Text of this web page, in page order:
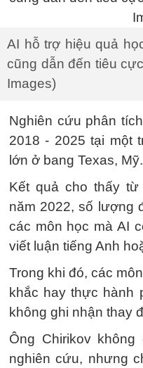
AI hỗ trợ hiệu quả
cũng dẫn đến tiêu
Images)
Nghiên cứu phân
2018 - 2025 tại một
lớn ở bang Texas, Mỹ.
Kết quả cho thấy
năm 2022, số lượng
các môn học mà AI
viết luận tiếng Anh
Trong khi đó, các
khắc hay thực hành
không ghi nhận thay
Ông Chirikov
nghiên cứu, nhưng